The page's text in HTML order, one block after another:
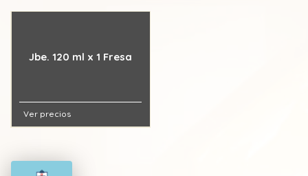
Jbe. 120 ml x 1 Fresa
Ver precios